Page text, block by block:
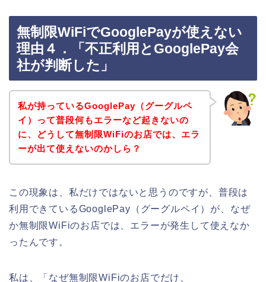
無制限WiFiでGooglePayが使えない
理由４．「不正利用とGooglePay会
社が判断した」
私が持っているGooglePay（グーグルペ
イ）って普段何もエラーなど起きないの
に、どうして無制限WiFiのお店では、エラ
ーが出て使えないのかしら？
この現象は、私だけではないと思うのですが、普段は
利用できているGooglePay（グーグルペイ）が、なぜ
か無制限WiFiのお店では、エラーが発生して使えなか
ったんです。
私は、「なぜ無制限WiFiのお店でだけ、